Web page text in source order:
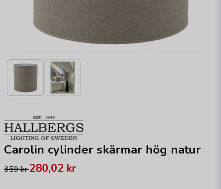
Carolin cylinder skärmar hög natur
359 kr280,02 kr